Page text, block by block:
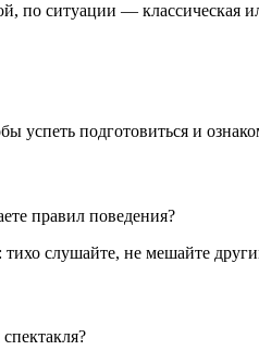
по ситуации — классическая
успеть подготовиться и
правил поведения?
слушайте, не мешайте